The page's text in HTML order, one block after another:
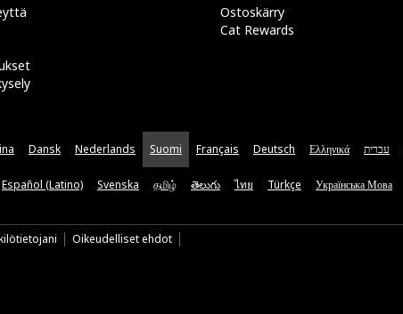
Ostoskärry
Cat Rewards
Dansk Nederlands Suomi Français Deutsch Ελληνικά עברית
Español (Latino) Svenska தமிழ் తెలుగు ไทย Türkçe Українська Мова
Oikeudelliset ehdot